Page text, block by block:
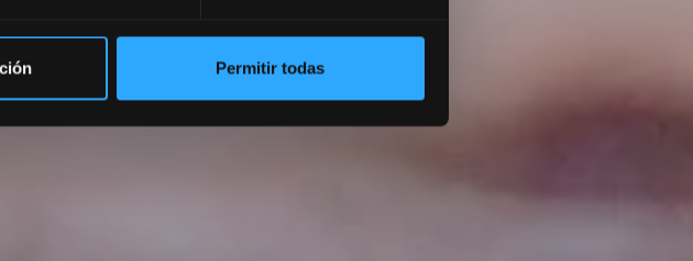
Permitir todas